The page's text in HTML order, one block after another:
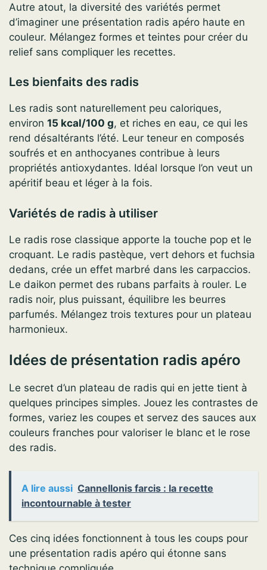
Autre atout, la diversité des variétés permet
d’imaginer une présentation radis apéro haute en
couleur. Mélangez formes et teintes pour créer du
relief sans compliquer les recettes.
Les bienfaits des radis
Les radis sont naturellement peu caloriques,
environ 15 kcal/100 g, et riches en eau, ce qui les
rend désaltérants l’été. Leur teneur en composés
soufrés et en anthocyanes contribue à leurs
propriétés antioxydantes. Idéal lorsque l’on veut un
apéritif beau et léger à la fois.
Variétés de radis à utiliser
Le radis rose classique apporte la touche pop et le
croquant. Le radis pastèque, vert dehors et fuchsia
dedans, crée un effet marbré dans les carpaccios.
Le daikon permet des rubans parfaits à rouler. Le
radis noir, plus puissant, équilibre les beurres
parfumés. Mélangez trois textures pour un plateau
harmonieux.
Idées de présentation radis apéro
Le secret d’un plateau de radis qui en jette tient à
quelques principes simples. Jouez les contrastes de
formes, variez les coupes et servez des sauces aux
couleurs franches pour valoriser le blanc et le rose
des radis.
A lire aussi Cannellonis farcis : la recette
incontournable à tester
Ces cinq idées fonctionnent à tous les coups pour
une présentation radis apéro qui étonne sans